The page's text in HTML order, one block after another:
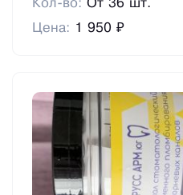
Кол-во:От 36 шт.
Цена: 1 950 ₽